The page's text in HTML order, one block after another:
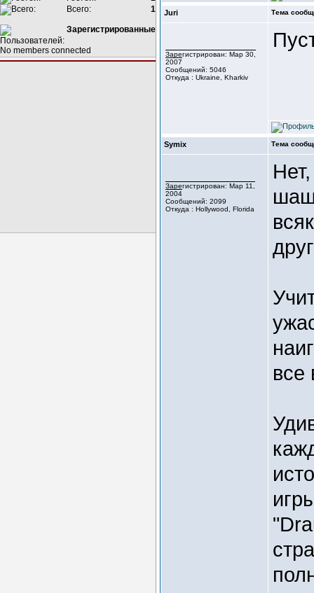
Всего:
1
Зарегистрированные
No members connected
Juri Тема
Зарегистрирован: Мар 30,
2007
Сообщений: 5046
Откуда : Ukraine, Kharkiv
Symix Тема
Зарегистрирован: Мар 11,
2004
Сообщений: 2099
Откуда : Hollywood, Florida
все